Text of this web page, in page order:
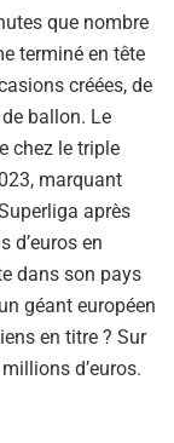
que nombre
terminé en tête
créées, de
ballon. Le
chez le triple
marquant
après
d’euros en
dans son pays
géant européen
en titre ? Sur
d’euros.